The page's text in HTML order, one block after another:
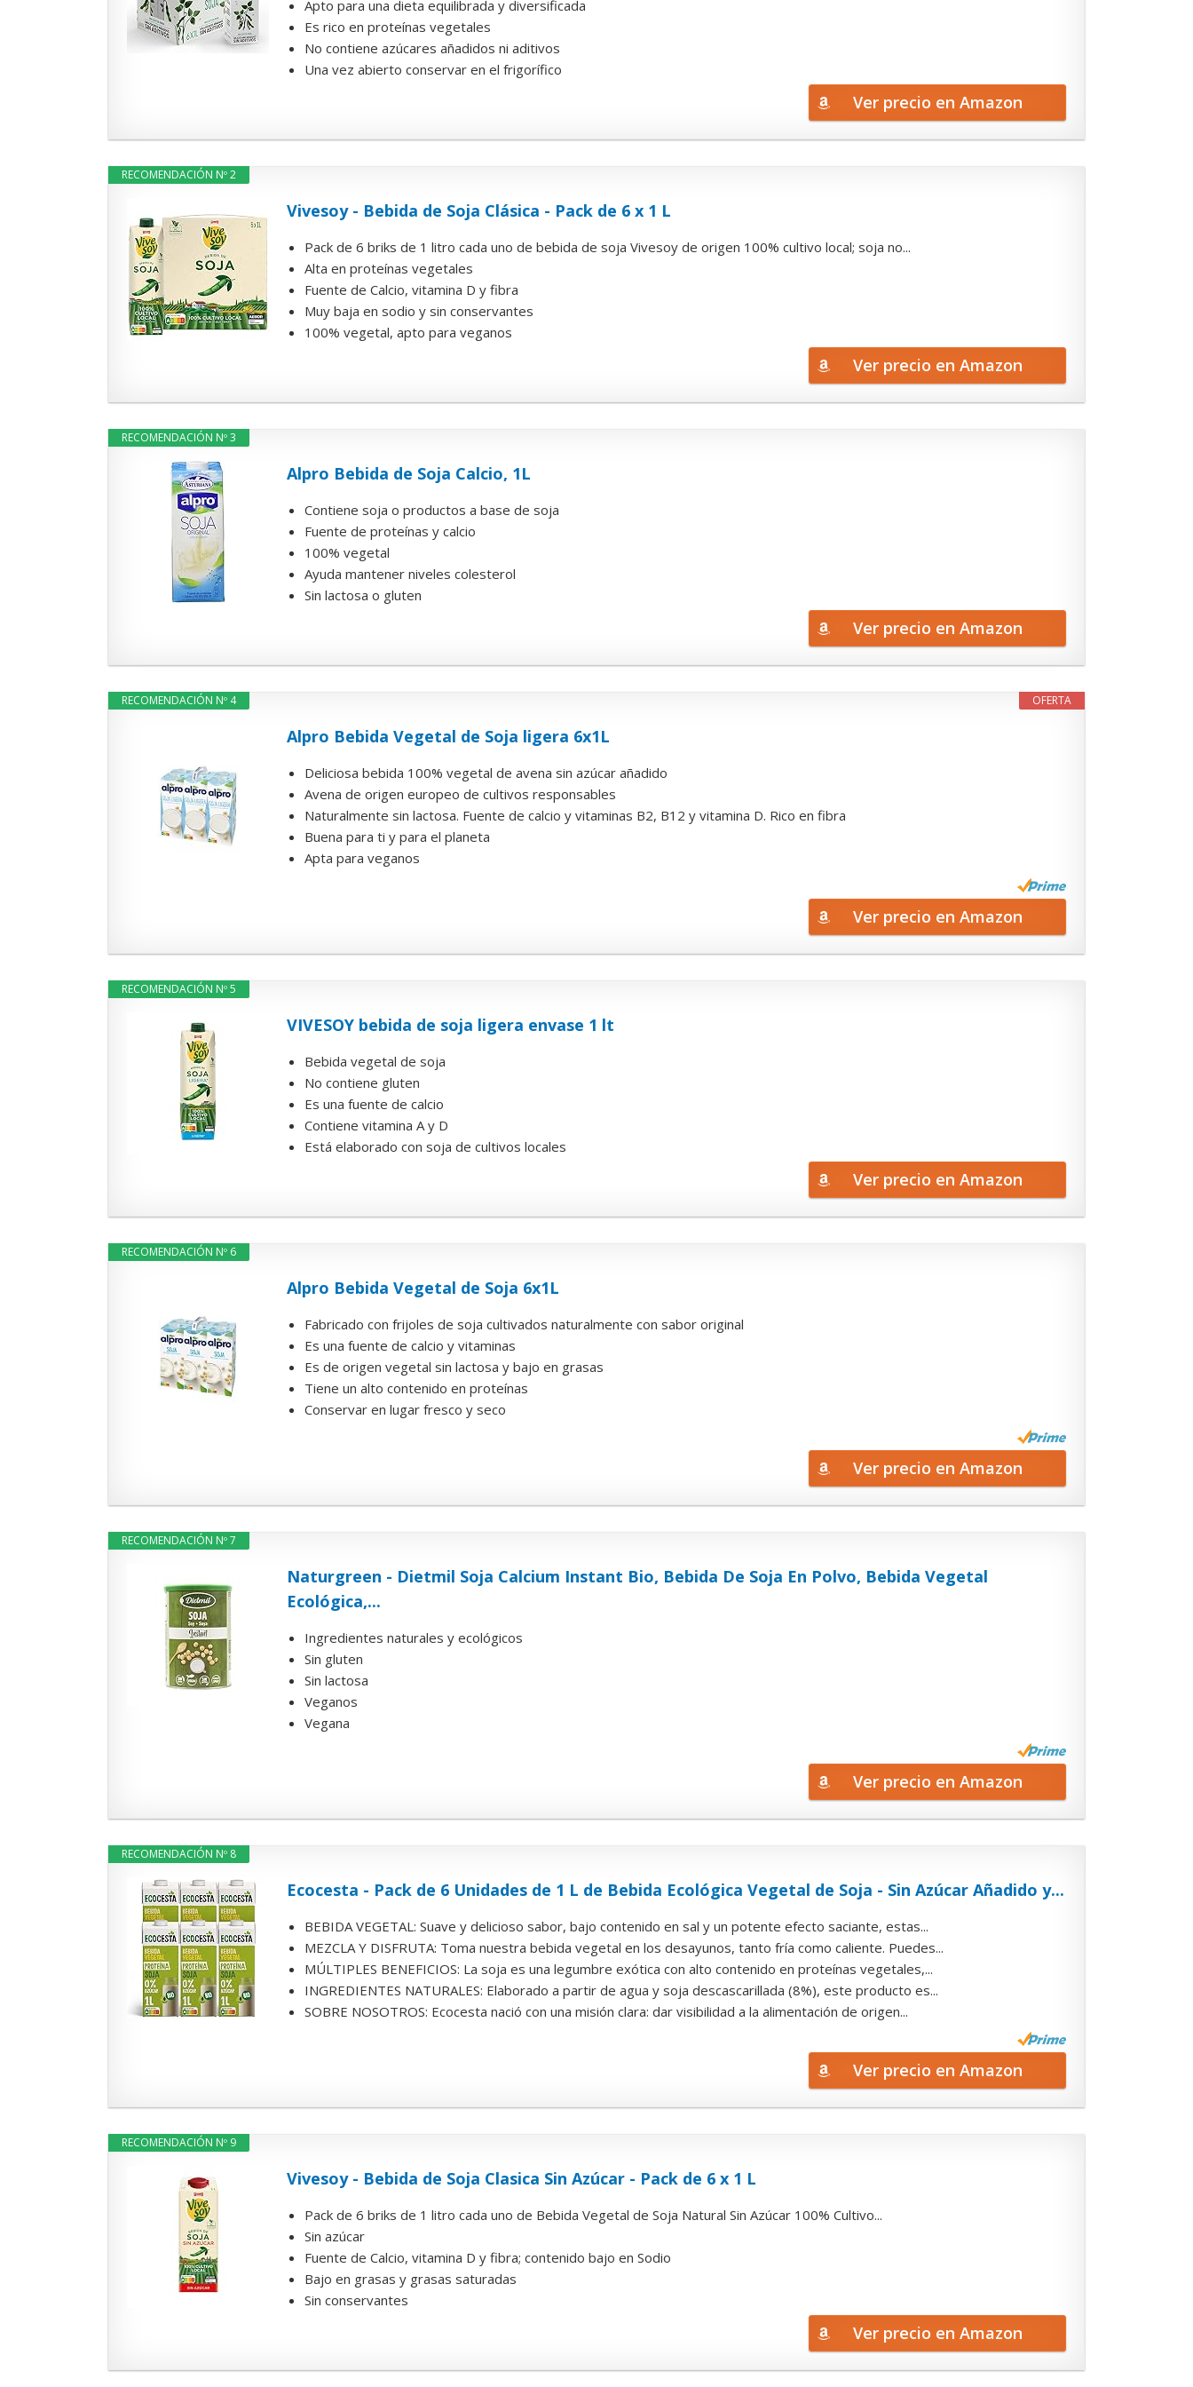
Apto para una dieta equilibrada y diversificada
Es rico en proteínas vegetales
No contiene azúcares añadidos ni aditivos
Una vez abierto conservar en el frigorífico
Ver precio en Amazon
RECOMENDACIÓN Nº 2
Vivesoy - Bebida de Soja Clásica - Pack de 6 x 1 L
Pack de 6 briks de 1 litro cada uno de bebida de soja Vivesoy de origen 100% cultivo local; soja no...
Alta en proteínas vegetales
Fuente de Calcio, vitamina D y fibra
Muy baja en sodio y sin conservantes
100% vegetal, apto para veganos
Ver precio en Amazon
RECOMENDACIÓN Nº 3
Alpro Bebida de Soja Calcio, 1L
Contiene soja o productos a base de soja
Fuente de proteínas y calcio
100% vegetal
Ayuda mantener niveles colesterol
Sin lactosa o gluten
Ver precio en Amazon
OFERTA
RECOMENDACIÓN Nº 4
Alpro Bebida Vegetal de Soja ligera 6x1L
Deliciosa bebida 100% vegetal de avena sin azúcar añadido
Avena de origen europeo de cultivos responsables
Naturalmente sin lactosa. Fuente de calcio y vitaminas B2, B12 y vitamina D. Rico en fibra
Buena para ti y para el planeta
Apta para veganos
Ver precio en Amazon
RECOMENDACIÓN Nº 5
VIVESOY bebida de soja ligera envase 1 lt
Bebida vegetal de soja
No contiene gluten
Es una fuente de calcio
Contiene vitamina A y D
Está elaborado con soja de cultivos locales
Ver precio en Amazon
RECOMENDACIÓN Nº 6
Alpro Bebida Vegetal de Soja 6x1L
Fabricado con frijoles de soja cultivados naturalmente con sabor original
Es una fuente de calcio y vitaminas
Es de origen vegetal sin lactosa y bajo en grasas
Tiene un alto contenido en proteínas
Conservar en lugar fresco y seco
Ver precio en Amazon
RECOMENDACIÓN Nº 7
Naturgreen - Dietmil Soja Calcium Instant Bio, Bebida De Soja En Polvo, Bebida Vegetal
Ecológica,...
Ingredientes naturales y ecológicos
Sin gluten
Sin lactosa
Veganos
Vegana
Ver precio en Amazon
RECOMENDACIÓN Nº 8
Ecocesta - Pack de 6 Unidades de 1 L de Bebida Ecológica Vegetal de Soja - Sin Azúcar Añadido y...
BEBIDA VEGETAL: Suave y delicioso sabor, bajo contenido en sal y un potente efecto saciante, estas...
MEZCLA Y DISFRUTA: Toma nuestra bebida vegetal en los desayunos, tanto fría como caliente. Puedes...
MÚLTIPLES BENEFICIOS: La soja es una legumbre exótica con alto contenido en proteínas vegetales,...
INGREDIENTES NATURALES: Elaborado a partir de agua y soja descascarillada (8%), este producto es...
SOBRE NOSOTROS: Ecocesta nació con una misión clara: dar visibilidad a la alimentación de origen...
Ver precio en Amazon
RECOMENDACIÓN Nº 9
Vivesoy - Bebida de Soja Clasica Sin Azúcar - Pack de 6 x 1 L
Pack de 6 briks de 1 litro cada uno de Bebida Vegetal de Soja Natural Sin Azúcar 100% Cultivo...
Sin azúcar
Fuente de Calcio, vitamina D y fibra; contenido bajo en Sodio
Bajo en grasas y grasas saturadas
Sin conservantes
Ver precio en Amazon